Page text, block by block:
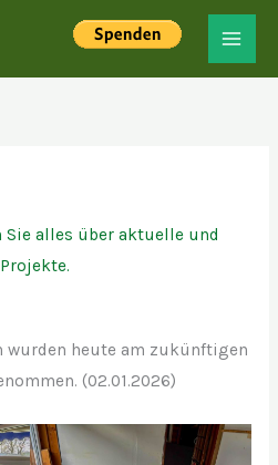
Sie alles über aktuelle und
wurden heute am zukünftigen
(02.01.2026)